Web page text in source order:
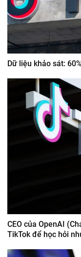
Dữ liệu khảo sát:
CEO của OpenAI
TikTok để học hỏi